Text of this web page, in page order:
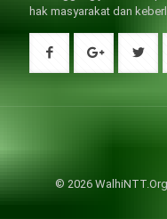
hak masyarakat dan
© 2026